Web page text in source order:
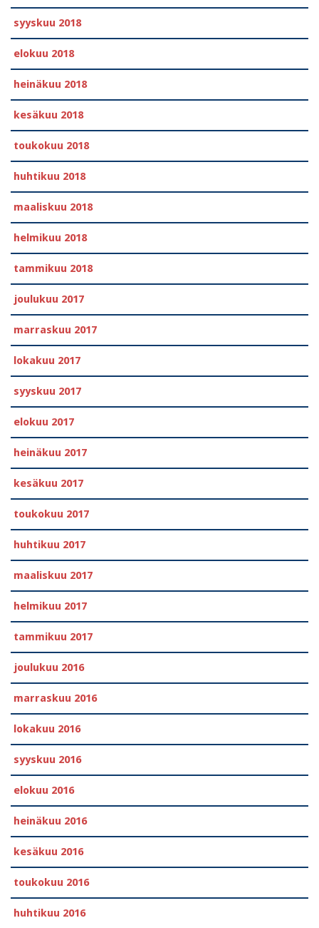
syyskuu 2018
elokuu 2018
heinäkuu 2018
kesäkuu 2018
toukokuu 2018
huhtikuu 2018
maaliskuu 2018
helmikuu 2018
tammikuu 2018
joulukuu 2017
marraskuu 2017
lokakuu 2017
syyskuu 2017
elokuu 2017
heinäkuu 2017
kesäkuu 2017
toukokuu 2017
huhtikuu 2017
maaliskuu 2017
helmikuu 2017
tammikuu 2017
joulukuu 2016
marraskuu 2016
lokakuu 2016
syyskuu 2016
elokuu 2016
heinäkuu 2016
kesäkuu 2016
toukokuu 2016
huhtikuu 2016